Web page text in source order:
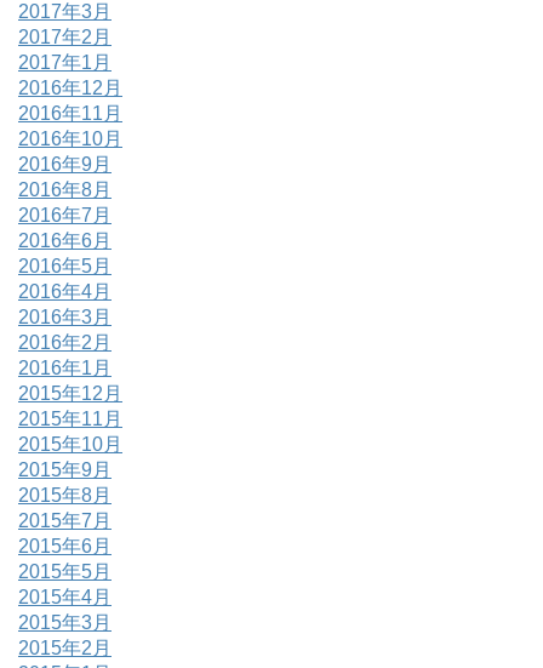
2017年3月
2017年2月
2017年1月
2016年12月
2016年11月
2016年10月
2016年9月
2016年8月
2016年7月
2016年6月
2016年5月
2016年4月
2016年3月
2016年2月
2016年1月
2015年12月
2015年11月
2015年10月
2015年9月
2015年8月
2015年7月
2015年6月
2015年5月
2015年4月
2015年3月
2015年2月